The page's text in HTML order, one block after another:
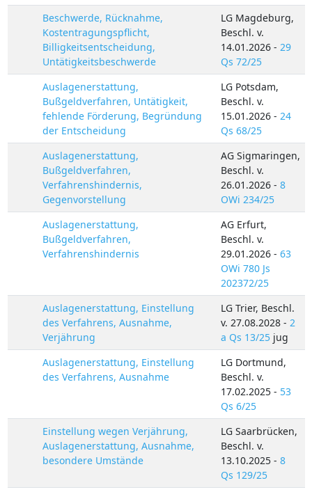
Beschwerde, Rücknahme,
Kostentragungspflicht,
Billigkeitsentscheidung,
Untätigkeitsbeschwerde
LG Magdeburg,
Beschl. v.
14.01.2026 - 29
Qs 72/25
Auslagenerstattung,
Bußgeldverfahren, Untätigkeit,
fehlende Förderung, Begründung
der Entscheidung
LG Potsdam,
Beschl. v.
15.01.2026 - 24
Qs 68/25
Auslagenerstattung,
Bußgeldverfahren,
Verfahrenshindernis,
Gegenvorstellung
AG Sigmaringen,
Beschl. v.
26.01.2026 - 8
OWi 234/25
Auslagenerstattung,
Bußgeldverfahren,
Verfahrenshindernis
AG Erfurt,
Beschl. v.
29.01.2026 - 63
OWi 780 Js
202372/25
Auslagenerstattung, Einstellung
des Verfahrens, Ausnahme,
Verjährung
LG Trier, Beschl.
v. 27.08.2028 - 2
a Qs 13/25jug
Auslagenerstattung, Einstellung
des Verfahrens, Ausnahme
LG Dortmund,
Beschl. v.
17.02.2025 - 53
Qs 6/25
Einstellung wegen Verjährung,
Auslagenerstattung, Ausnahme,
besondere Umstände
LG Saarbrücken,
Beschl. v.
13.10.2025 - 8
Qs 129/25